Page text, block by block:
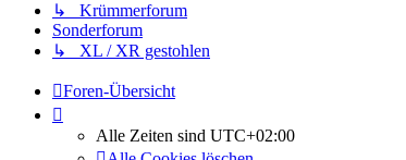
↳ Krümmerforum
Sonderforum
↳ XL / XR gestohlen
Foren-Übersicht
Alle Zeiten sind UTC+02:00